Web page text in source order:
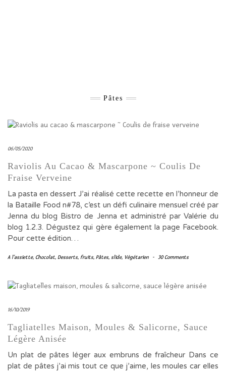
Pâtes
06/05/2020
Raviolis Au Cacao & Mascarpone ~ Coulis De
Fraise Verveine
La pasta en dessert J’ai réalisé cette recette en l’honneur de
la Bataille Food n#78, c’est un défi culinaire mensuel créé par
Jenna du blog Bistro de Jenna et administré par Valérie du
blog 1.2.3. Dégustez qui gère également la page Facebook.
Pour cette édition…
A l'assiette, Chocolat, Desserts, fruits, Pâtes, slide, Végétarien - 30 Comments
16/10/2019
Tagliatelles Maison, Moules & Salicorne, Sauce
Légère Anisée
Un plat de pâtes léger aux embruns de fraîcheur Dans ce
plat de pâtes j’ai mis tout ce que j’aime, les moules car elles